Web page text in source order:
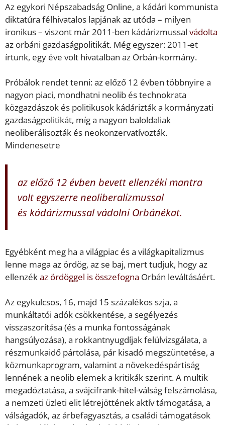
Az egykori Népszabadság Online, a kádári kommunista
diktatúra félhivatalos lapjának az utóda – milyen
ironikus – viszont már 2011-ben kádárizmussal vádolta
az orbáni gazdaságpolitikát. Még egyszer: 2011-et
írtunk, egy éve volt hivatalban az Orbán-kormány.
Próbálok rendet tenni: az előző 12 évben többnyire a
nagyon piaci, mondhatni neolib és technokrata
közgazdászok és politikusok kádárizták a kormányzati
gazdaságpolitikát, míg a nagyon baloldaliak
neoliberálisozták és neokonzervatívozták.
Mindenesetre
az előző 12 évben bevett ellenzéki mantra
volt egyszerre neoliberalizmussal
és kádárizmussal vádolni Orbánékat.
Egyébként meg ha a világpiac és a világkapitalizmus
lenne maga az ördög, az se baj, mert tudjuk, hogy az
ellenzékaz ördöggel is összefogna Orbán leváltásáért.
Az egykulcsos, 16, majd 15 százalékos szja, a
munkáltatói adók csökkentése, a segélyezés
visszaszorítása (és a munka fontosságának
hangsúlyozása), a rokkantnyugdíjak felülvizsgálata, a
részmunkaidő pártolása, pár kisadó megszüntetése, a
közmunkaprogram, valamint a növekedéspártiság
lennének a neolib elemek a kritikák szerint. A multik
megadóztatása, a svájcifrank-hitel-válság felszámolása,
a nemzeti üzleti elit létrejöttének aktív támogatása, a
válságadók, az árbefagyasztás, a családi támogatások